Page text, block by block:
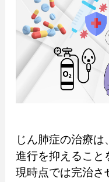
じん肺症の治療
進行を抑えること
現時点では完治さ